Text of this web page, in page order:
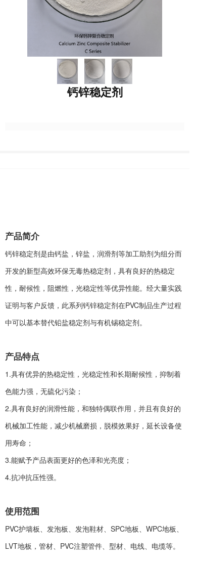
钙锌稳定剂
产品简介
钙锌稳定剂是由钙盐，锌盐，润滑剂等加工助剂为组分而
开发的新型高效环保无毒热稳定剂，具有良好的热稳定
性，耐候性，阻燃性，光稳定性等优异性能。经大量实践
证明与客户反馈，此系列钙锌稳定剂在PVC制品生产过程
中可以基本替代铅盐稳定剂与有机锡稳定剂。
产品特点
1.具有优异的热稳定性，光稳定性和长期耐候性，抑制着
色能力强，无硫化污染；
2.具有良好的润滑性能，和独特偶联作用，并且有良好的
机械加工性能，减少机械磨损，脱模效果好，延长设备使
用寿命；
3.能赋予产品表面更好的色泽和光亮度；
4.抗冲抗压性强。
使用范围
PVC护墙板、发泡板、发泡鞋材、SPC地板、WPC地板、
LVT地板，管材、PVC注塑管件、型材、电线、电缆等。